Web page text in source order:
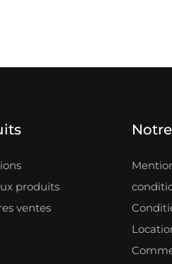
produits
ventes